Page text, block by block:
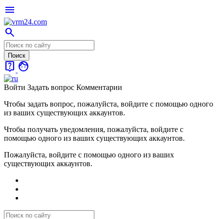
menu
search
live_help face
Войти Задать вопрос Комментарии
Чтобы задать вопрос, пожалуйста, войдите с помощью одного
из ваших существующих аккаунтов.
Чтобы получать уведомления, пожалуйста, войдите с
помощью одного из ваших существующих аккаунтов.
Пожалуйста, войдите с помощью одного из ваших
существующих аккаунтов.